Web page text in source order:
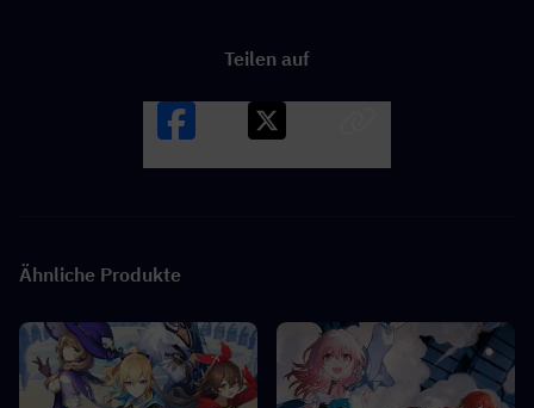
Teilen auf
Ähnliche Produkte